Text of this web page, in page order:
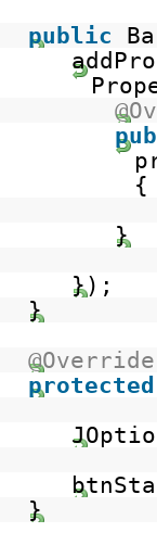
public
{
}
});
}
@Override
protected
}